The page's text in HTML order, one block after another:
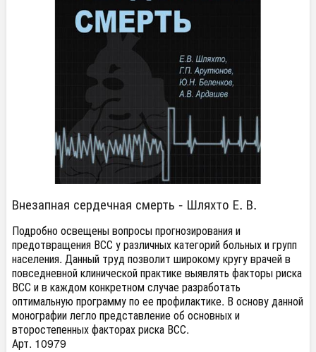
Внезапная сердечная смерть - Шляхто Е. В.
Подробно освещены вопросы прогнозирования и
предотвращения ВСС у различных категорий больных и групп
населения. Данный труд позволит широкому кругу врачей в
повседневной клинической практике выявлять факторы риска
ВСС и в каждом конкретном случае разработать
оптимальную программу по ее профилактике. В основу данной
монографии легло представление об основных и
второстепенных факторах риска ВСС.
Арт. 10979